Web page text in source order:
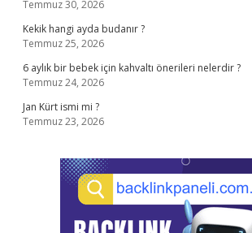
Temmuz 30, 2026
Kekik hangi ayda budanır ?
Temmuz 25, 2026
6 aylık bir bebek için kahvaltı önerileri nelerdir ?
Temmuz 24, 2026
Jan Kürt ismi mi ?
Temmuz 23, 2026